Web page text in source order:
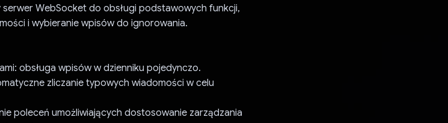
WebSocket do obsługi podstawowych funkcji,
i wybieranie wpisów do ignorowania.
obsługa wpisów w dzienniku pojedynczo.
zliczanie typowych wiadomości w celu
poleceń umożliwiających dostosowanie zarządzania